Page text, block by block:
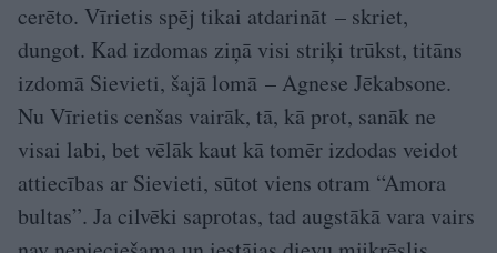
cerēto. Vīrietis spēj tikai atdarināt – skriet,
dungot. Kad izdomas ziņā visi striķi trūkst, titāns
izdomā Sievieti, šajā lomā – Agnese Jēkabsone.
Nu Vīrietis cenšas vairāk, tā, kā prot, sanāk ne
visai labi, bet vēlāk kaut kā tomēr izdodas veidot
attiecības ar Sievieti, sūtot viens otram “Amora
bultas”. Ja cilvēki saprotas, tad augstākā vara vairs